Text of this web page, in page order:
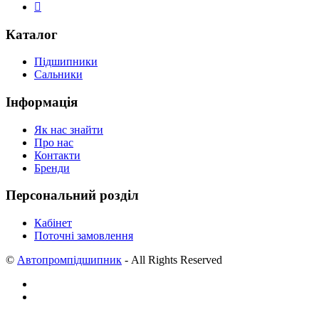
Каталог
Підшипники
Сальники
Інформація
Як нас знайти
Про нас
Контакти
Бренди
Персональний розділ
Кабінет
Поточні замовлення
© Автопромпідшипник - All Rights Reserved